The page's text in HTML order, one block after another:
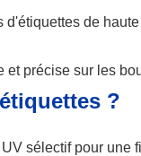
de
précise sur les
?
sélectif pour une